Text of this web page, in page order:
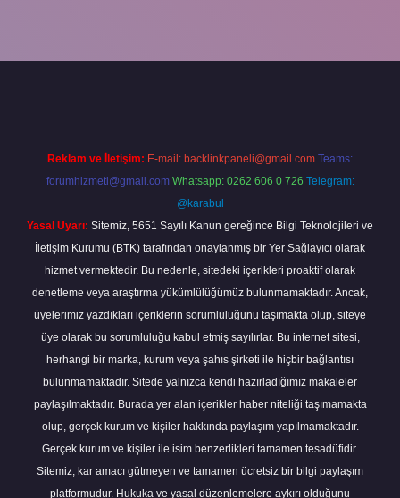
Reklam ve İletişim: E-mail: backlinkpaneli@gmail.com Teams:
forumhizmeti@gmail.com Whatsapp: 0262 606 0 726 Telegram:
@karabul
Yasal Uyarı: Sitemiz, 5651 Sayılı Kanun gereğince Bilgi Teknolojileri ve
İletişim Kurumu (BTK) tarafından onaylanmış bir Yer Sağlayıcı olarak
hizmet vermektedir. Bu nedenle, sitedeki içerikleri proaktif olarak
denetleme veya araştırma yükümlülüğümüz bulunmamaktadır. Ancak,
üyelerimiz yazdıkları içeriklerin sorumluluğunu taşımakta olup, siteye
üye olarak bu sorumluluğu kabul etmiş sayılırlar. Bu internet sitesi,
herhangi bir marka, kurum veya şahıs şirketi ile hiçbir bağlantısı
bulunmamaktadır. Sitede yalnızca kendi hazırladığımız makaleler
paylaşılmaktadır. Burada yer alan içerikler haber niteliği taşımamakta
olup, gerçek kurum ve kişiler hakkında paylaşım yapılmamaktadır.
Gerçek kurum ve kişiler ile isim benzerlikleri tamamen tesadüfidir.
Sitemiz, kar amacı gütmeyen ve tamamen ücretsiz bir bilgi paylaşım
platformudur. Hukuka ve yasal düzenlemelere aykırı olduğunu